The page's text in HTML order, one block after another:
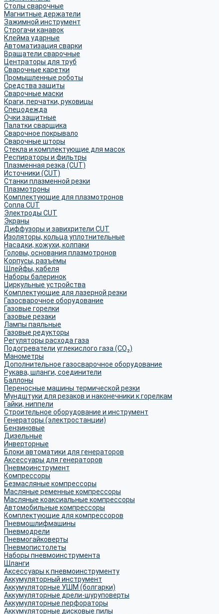
Столы сварочные
Магнитные держатели
Зажимной инструмент
Строгачи канавок
Клейма ударные
Автоматизация сварки
Вращатели сварочные
Центраторы для труб
Сварочные каретки
Промышленные роботы
Средства защиты
Сварочные маски
Краги, перчатки, руковицы
Спецодежда
Очки защитные
Палатки сварщика
Сварочное покрывало
Сварочные шторы
Стекла и комплектующие для масок
Респираторы и фильтры
Плазменная резка (CUT)
Источники (CUT)
Станки плазменной резки
Плазмотроны
Комплектующие для плазмотронов
Сопла CUT
Электроды CUT
Экраны
Диффузоры и завихрители CUT
Изоляторы, кольца уплотнительные
Насадки, кожухи, колпаки
Головы, основания плазмотронов
Корпусы, разъёмы
Шлейфы, кабеля
Наборы балеринок
Циркульные устройства
Комплектующие для лазерной резки
Газосварочное оборудование
Газовые горелки
Газовые резаки
Лампы паяльные
Газовые редукторы
Регуляторы расхода газа
Подогреватели углекислого газа (CO₂)
Манометры
Дополнительное газосварочное оборудование
Рукава, шланги, соединители
Баллоны
Переносные машины термической резки
Мундштуки для резаков и наконечники к горелкам
Гайки, ниппели
Строительное оборудование и инструмент
Генераторы (электростанции)
Бензиновые
Дизельные
Инверторные
Блоки автоматики для генераторов
Аксессуары для генераторов
Пневмоинструмент
Компрессоры
Безмасляные компрессоры
Масляные ременные компрессоры
Масляные коаксиальные компрессоры
Автомобильные компрессоры
Комплектующие для компрессоров
Пневмошлифмашины
Пневмодрели
Пневмогайковерты
Пневмопистолеты
Наборы пневмоинструмента
Шланги
Аксессуары к пневмоинструменту
Аккумуляторный инструмент
Аккумуляторные УШМ (болгарки)
Аккумуляторные дрели-шуруповерты
Аккумуляторные перфораторы
Аккумуляторные дисковые пилы